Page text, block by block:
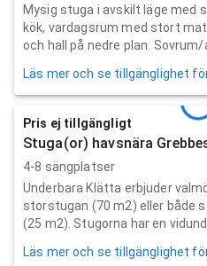
Mysig stuga i avskilt läge
kök, vardagsrum med stort
och hall på nedre plan. Sovrum/
Läs mer och se tillgänglighet
Pris ej tillgängligt
Stuga(or) havsnära
4-8 sängplatser
Underbara Klätta erbjuder
storstugan (70 m2) eller både
(25 m2). Stugorna har en
Läs mer och se tillgänglighet